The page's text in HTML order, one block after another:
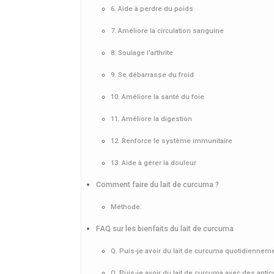
6. Aide à perdre du poids
7. Améliore la circulation sanguine
8. Soulage l’arthrite
9. Se débarrasse du froid
10. Améliore la santé du foie
11. Améliore la digestion
12. Renforce le système immunitaire
13. Aide à gérer la douleur
Comment faire du lait de curcuma ?
Méthode:
FAQ sur les bienfaits du lait de curcuma
Q. Puis-je avoir du lait de curcuma